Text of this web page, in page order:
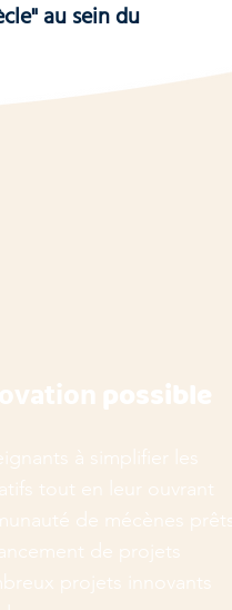
au sein du
possible
à simplifier les
tout en leur ouvrant
de mécènes prêts
de projets
projets innovants